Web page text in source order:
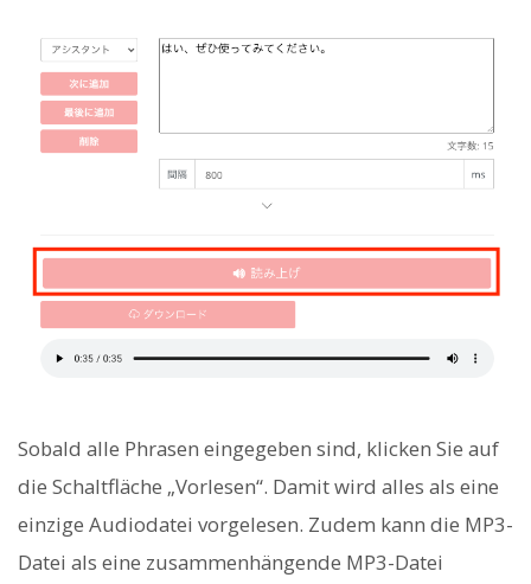
Sobald alle Phrasen eingegeben sind, klicken Sie auf
die Schaltfläche „Vorlesen“. Damit wird alles als eine
einzige Audiodatei vorgelesen. Zudem kann die MP3-
Datei als eine zusammenhängende MP3-Datei